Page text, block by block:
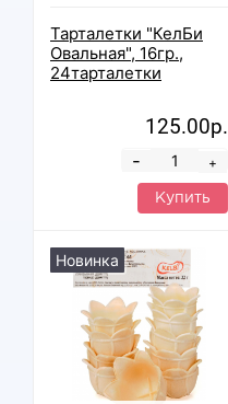
Тарталетки "КелБи
Овальная", 16гр.,
24тарталетки
125.00р.
+
-
Купить
Новинка